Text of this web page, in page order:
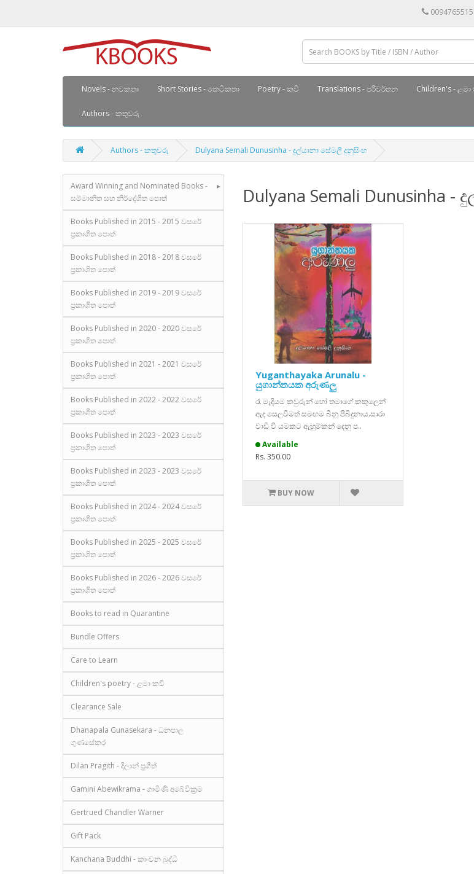
Novels - නවකතා Short Stories - කෙටිකතා Poetry - කවි Translations - පරිවර්තන Children's - ළමා
Authors - කතුවරු
Authors - කතුවරු Dulyana Semali Dunusinha - දුල්යානා සේමලි දුනුසිංහ
Award Winning and Nominated Books -
සම්මානිත සහ නිර්දේශිත පොත්
Books Published in 2015 - 2015 වසරේ
ප්‍රකාශිත පොත්
Books Published in 2018 - 2018 වසරේ
ප්‍රකාශිත පොත්
Books Published in 2019 - 2019 වසරේ
ප්‍රකාශිත පොත්
Books Published in 2020 - 2020 වසරේ
ප්‍රකාශිත පොත්
Books Published in 2021 - 2021 වසරේ
ප්‍රකාශිත පොත්
Books Published in 2022 - 2022 වසරේ
ප්‍රකාශිත පොත්
Books Published in 2023 - 2023 වසරේ
ප්‍රකාශිත පොත්
Books Published in 2023 - 2023 වසරේ
ප්‍රකාශිත පොත්
Books Published in 2024 - 2024 වසරේ
ප්‍රකාශිත පොත්
Books Published in 2025 - 2025 වසරේ
ප්‍රකාශිත පොත්
Books Published in 2026 - 2026 වසරේ
ප්‍රකාශිත පොත්
Books to read in Quarantine
Bundle Offers
Care to Learn
Children's poetry - ළමා කවි
Clearance Sale
Dhanapala Gunasekara - ධනපාල
ගුණසේකර
Dilan Pragith - දිලාන් ප්‍රගීත්
Gamini Abewikrama - ගාමිණී අබේවික්‍රම
Gertrued Chandler Warner
Gift Pack
Kanchana Buddhi - කාංචන බුද්ධි
Dulyana Semali Dunusinha -
Yuganthayaka Arunalu -
යුගාන්තයක අරුණලු
රෑ මැදියම කවුරුන් හෝ තමාගේ කකුලෙන්
ඇද සෙලවීමත් සමඟම බීනූ පිබිදුනාය.සාරා
වාඩි වී යමකට ඇහුම්කන් දෙනු ප..
Available
Rs. 350.00
BUY NOW